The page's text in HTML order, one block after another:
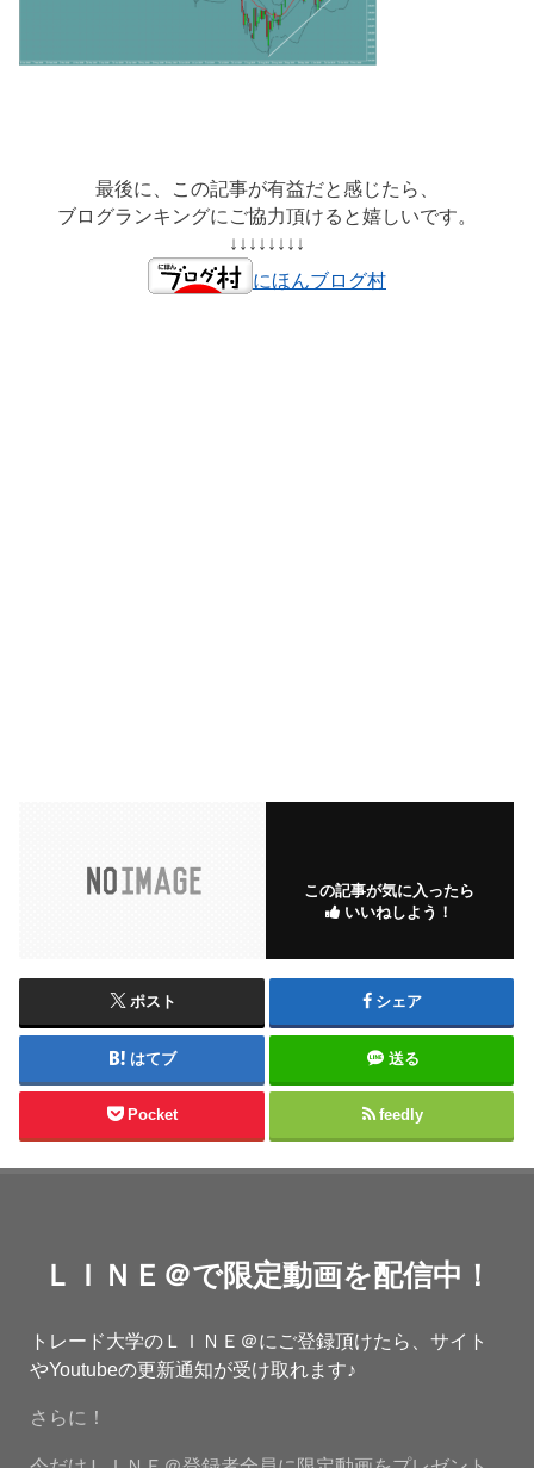
最後に、この記事が有益だと感じたら、
ブログランキングにご協力頂けると嬉しいです。
↓↓↓↓↓↓↓↓
にほんブログ村
この記事が気に入ったら
いいねしよう！
ポスト シェア
はてブ 送る
Pocket feedly
ＬＩＮＥ＠で限定動画を配信中！
トレード大学のＬＩＮＥ＠にご登録頂けたら、サイト
やYoutubeの更新通知が受け取れます♪
さらに！